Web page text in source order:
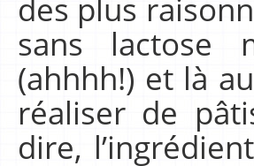
des plus
sans lactose
(ahhhh!) et là
réaliser de
dire,